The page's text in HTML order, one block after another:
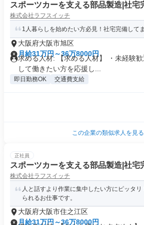
スポーツカーを支える部品製造|社宅
株式会社ラフスイッチ
1人暮らしを始めたい方必見！社宅完備して
大阪府大阪市旭区
月給31万円～36万8000円
求める人材: 【求める人材】 ・未経験
して働きたい方を応援し...
即日勤務OK 交通費支給
この企業の類似求人を見る
正社員
スポーツカーを支える部品製造|社宅
株式会社ラフスイッチ
人と話すより作業に集中したい方にピッタ
られるお仕事です。
大阪府大阪市住之江区
月給31万円～36万8000円